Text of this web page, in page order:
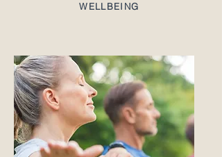
WELLBEING